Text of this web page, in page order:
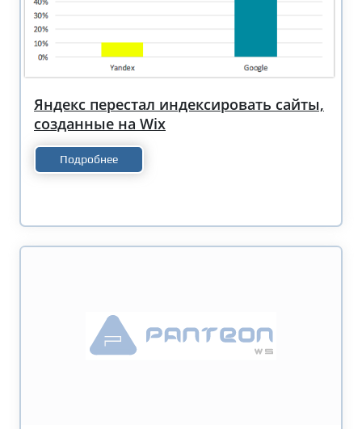
Яндекс перестал индексировать сайты,
созданные на Wix
Подробнее